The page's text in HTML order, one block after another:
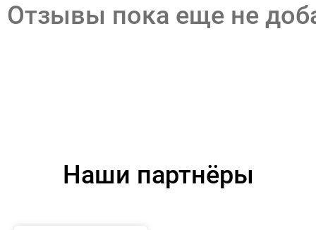
Отзывы пока еще не
Наши партнёры